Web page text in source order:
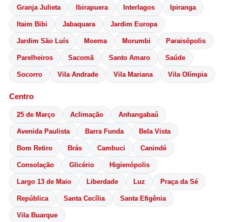
Granja Julieta Ibirapuera Interlagos Ipiranga
Itaim Bibi Jabaquara Jardim Europa
Jardim São Luís Moema Morumbi Paraisópolis
Parelheiros Sacomã Santo Amaro Saúde
Socorro Vila Andrade Vila Mariana Vila Olímpia
Centro
25 de Março Aclimação Anhangabaú
Avenida Paulista Barra Funda Bela Vista
Bom Retiro Brás Cambuci Canindé
Consolação Glicério Higienópolis
Largo 13 de Maio Liberdade Luz Praça da Sé
República Santa Cecília Santa Efigênia
Vila Buarque